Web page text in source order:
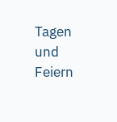
Tagen
und
Feiern